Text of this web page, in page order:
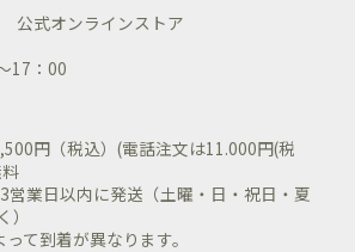
公式オンラインストア
17：00
円（税込）(電話注文は11.000円(税
営業日以内に発送（土曜・日・祝日・夏
て到着が異なります。